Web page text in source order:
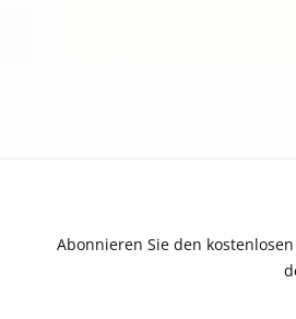
Abonnieren Sie den